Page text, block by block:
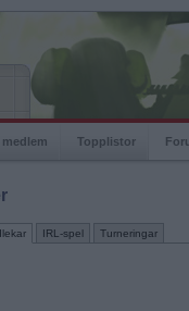
medlem Topplistor
IRL-spel Turneringar